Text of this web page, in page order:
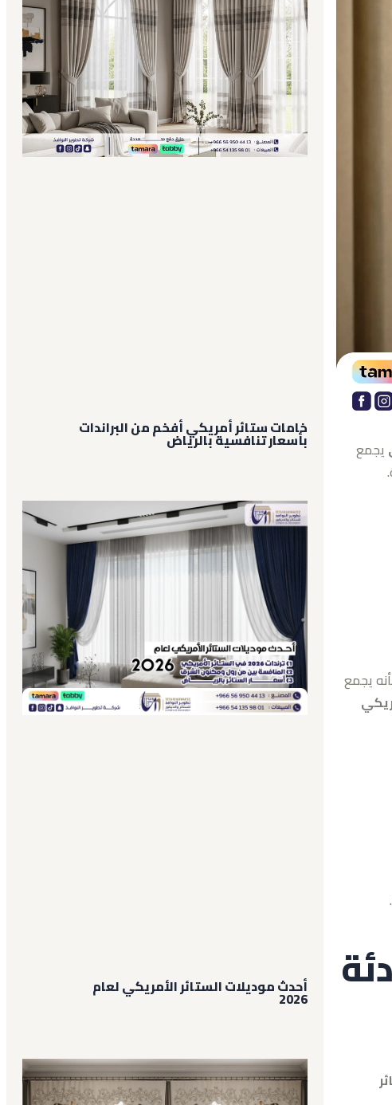
يجمع
يجمع
خامات ستائر أمريكي أفخم من البراندات
بأسعار تنافسية بالرياض
أحدث موديلات الستائر الأمريكي لعام
2026